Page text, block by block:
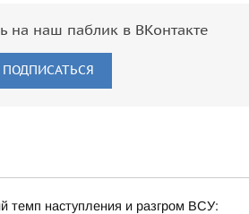
на наш паблик в ВКонтакте
ПОДПИСАТЬСЯ
темп наступления и разгром ВСУ: